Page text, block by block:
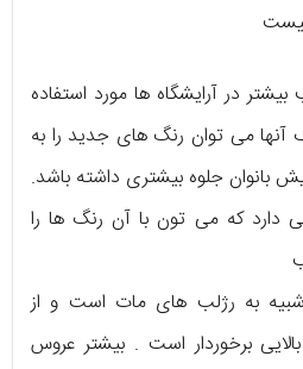
در آرایشگاه ها مورد استفاده
آنها می توان رنگ های جدید را به
بانوان جلوه بیشتری داشته باشد.
که می تون با آن رنگ ها را
به رژلب های مات است و از
برخوردار است . بیشتر عروس